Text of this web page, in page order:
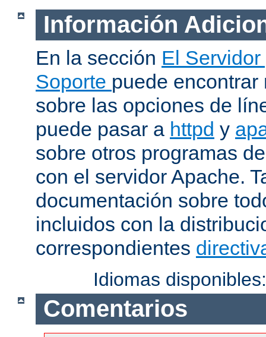
Información
En la sección El
Soporte puede
sobre las opciones de
puede pasar a httpd y
sobre otros programas
con el servidor Apache.
documentación sobre
incluidos con la
correspondientes
Idiomas
Comentarios